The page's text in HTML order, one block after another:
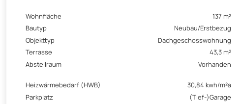
Wohnfläche 137 m²
Bautyp
Neubau/Erstbezug
Objekttyp
Dachgeschosswohnung
Terrasse
43,3 m²
Abstellraum
Vorhanden
Heizwärmebedarf (HWB)
30,84 kwh/m²a
Parkplatz
(Tief-)Garage